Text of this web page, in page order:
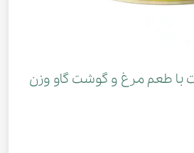
با طعم مرغ و گوشت گاو وزن